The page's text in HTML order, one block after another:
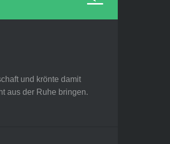
und krönte damit
aus der Ruhe bringen.